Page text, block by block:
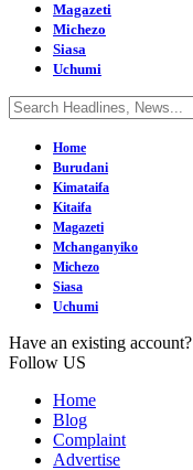
Magazeti
Michezo
Siasa
Uchumi
Home
Burudani
Kimataifa
Kitaifa
Magazeti
Mchanganyiko
Michezo
Siasa
Uchumi
Have an existing account?
Follow US
Home
Blog
Complaint
Advertise